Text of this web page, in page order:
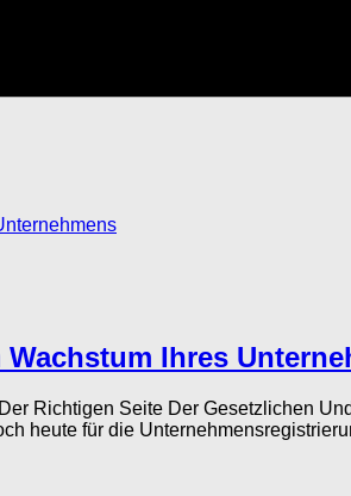
Ihres
Richtigen Seite Der Gesetzlichen
heute für die